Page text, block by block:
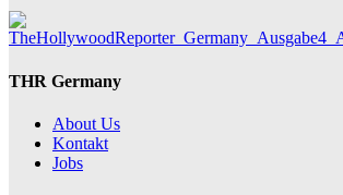
THR Germany
About Us
Kontakt
Jobs